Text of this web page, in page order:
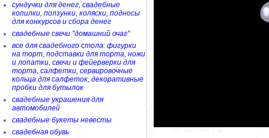
сундучки для денег, свадебные
копилки, ползунки, коляски, подносы
для конкурсов и сбора денег
свадебные свечи "домашний очаг"
все для свадебного стола: фигурки
на торт, подставки для торта, ножи
и лопатки, свечи и фейерверки для
торта, салфетки, сервировочные
кольца для салфеток, декоративные
пробки для бутылок
свадебные украшения для
автомобилей
свадебные букеты невесты
свадебная обувь